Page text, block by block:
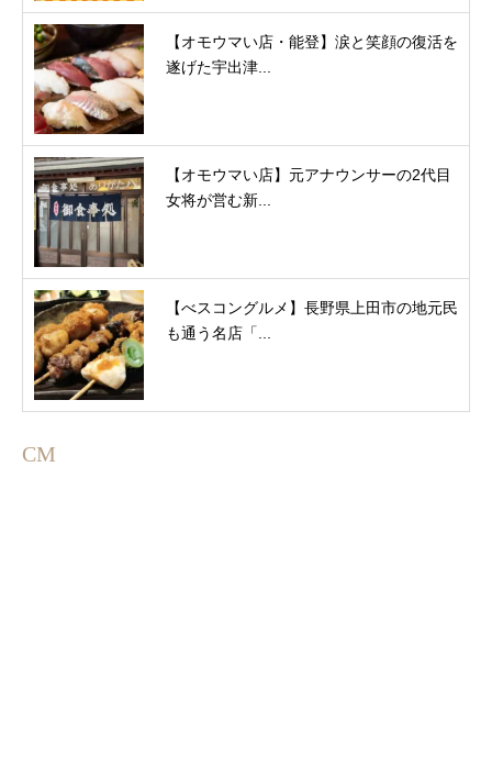
【オモウマい店・能登】涙と笑顔の復活を
遂げた宇出津...
【オモウマい店】元アナウンサーの2代目
女将が営む新...
【べスコングルメ】長野県上田市の地元民
も通う名店「...
CM